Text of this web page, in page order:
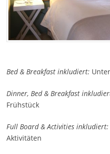
Bed & Breakfast inkludiert:
Dinner, Bed & Breakfast
Frühstück
Full Board & Activities inkludiert:
Aktivitäten